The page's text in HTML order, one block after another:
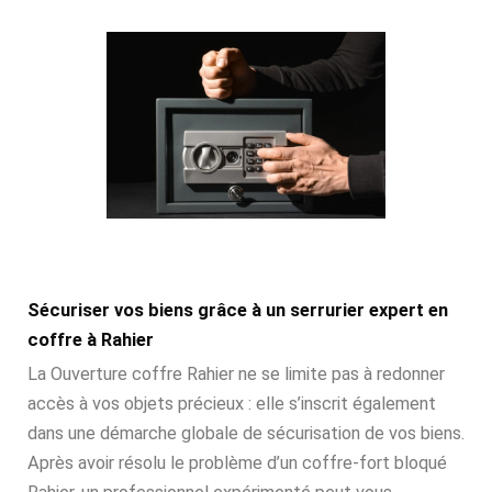
Sécuriser vos biens grâce à un serrurier expert en
coffre à Rahier
La Ouverture coffre Rahier ne se limite pas à redonner
accès à vos objets précieux : elle s’inscrit également
dans une démarche globale de sécurisation de vos biens.
Après avoir résolu le problème d’un coffre-fort bloqué